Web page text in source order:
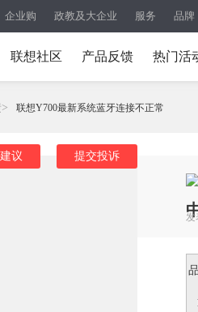
企业购 政教及大企业 服务 品牌
联想社区 产品反馈 热门活
> 联想Y700最新系统蓝牙连接不正常
议 提交投诉
发